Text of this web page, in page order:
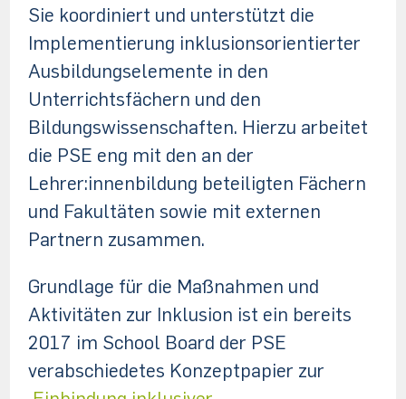
Sie koordiniert und unterstützt die
Implementierung inklusionsorientierter
Ausbildungselemente in den
Unterrichtsfächern und den
Bildungswissenschaften. Hierzu arbeitet
die PSE eng mit den an der
Lehrer:innenbildung beteiligten Fächern
und Fakultäten sowie mit externen
Partnern zusammen.
Grundlage für die Maßnahmen und
Aktivitäten zur Inklusion ist ein bereits
2017 im School Board der PSE
verabschiedetes Konzeptpapier zur